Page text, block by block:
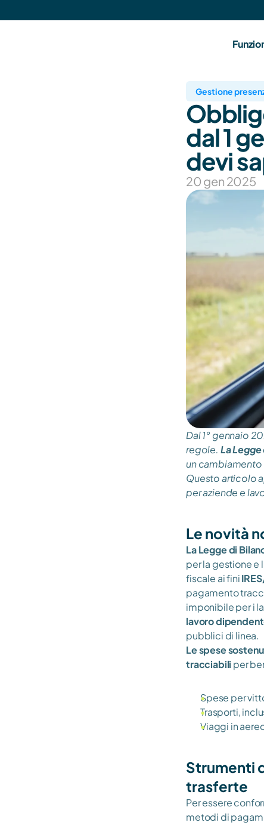
Gestione
dal 1
devi
20 gen 2025
Dal 1° gennaio
regole. La
un cambiamento
Questo articolo
per aziende e
Le novità
La Legge di
per la gestione e
fiscale ai fini
pagamento
imponibile per i
lavoro
pubblici di linea.
Le spese
tracciabili per
Spese per
Trasporti,
Viaggi in
Strumenti
trasferte
Per essere
metodi di